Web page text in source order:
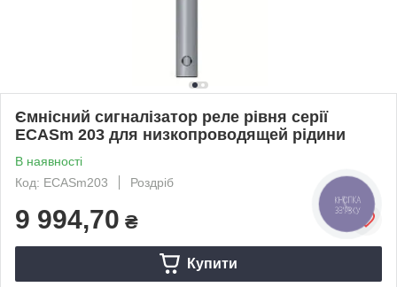
Ємнісний сигналізатор реле рівня серії
ECASm 203 для низкопроводящей рідини
В наявності
Код: ECASm203
Роздріб
9 994,70 ₴
Купити
КНОПКА
ЗВ'ЯЗКУ